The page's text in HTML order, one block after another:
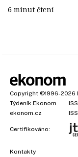
6 minut čtení
Copyright ©1996-2026
Týdeník Ekonom
ekonom.cz
Certifikováno:
Kontakty